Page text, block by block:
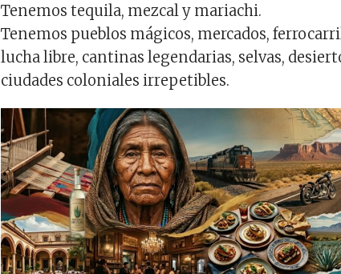
Tenemos tequila, mezcal y mariachi.
Tenemos pueblos mágicos, mercados,
lucha libre, cantinas legendarias, selvas,
ciudades coloniales irrepetibles.